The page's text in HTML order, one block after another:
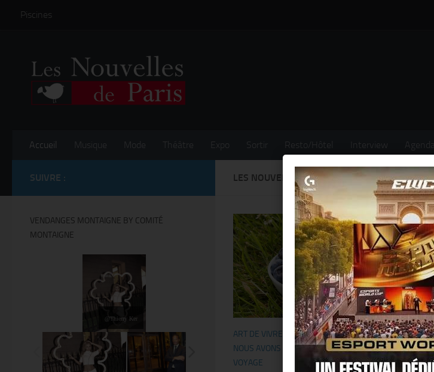
Skip to content
Piscines
Accueil Musique Mode Théâtre Expo Sortir Resto/Hôtel Interview Agenda
LES NOUVELLES DE PARISBLOG
ART DE VIVRE BUSINESS/GASTRONOMIE/
NOUS AVONS VU POUR VOUS.../SORTIR/
VOYAGE
SUIVRE :
VENDANGES MONTAIGNE BY COMITÉ
MONTAIGNE
@Thierry Ker